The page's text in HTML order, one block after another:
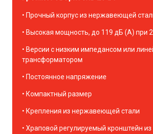
Прочный корпус из нержавеющей
Высокая мощность, до 119 дБ (А) при
Версии с низким импедансом или
трансформатором
Постоянное напряжение
Компактный размер
Крепления из нержавеющей стали
Храповой регулируемый кронштейн из